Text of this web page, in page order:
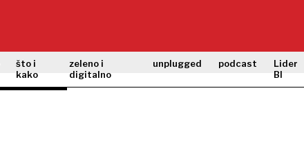
što i
kako
zeleno i
digitalno
unplugged podcast
Lider
BI